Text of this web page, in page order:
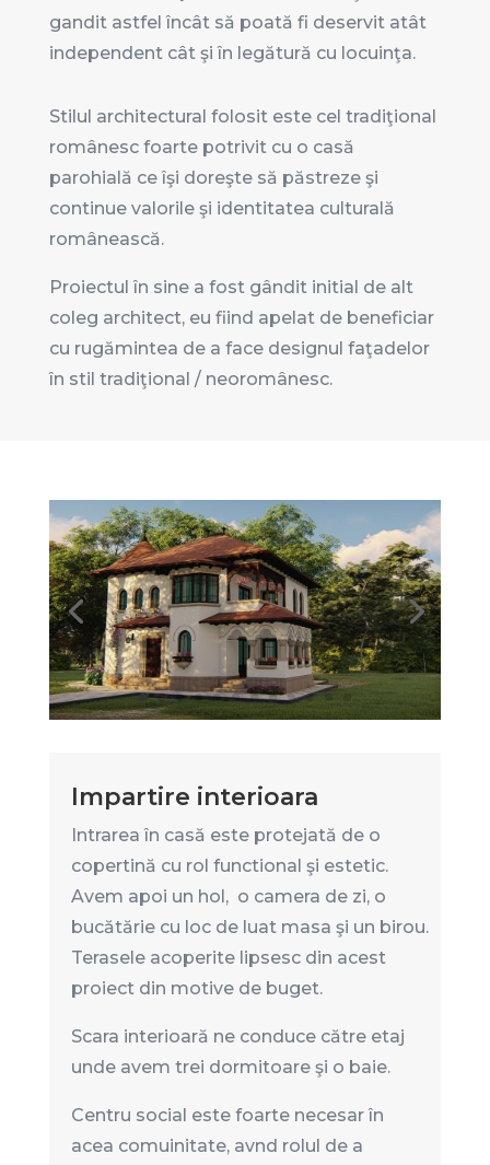
gandit astfel încât să poată fi deservit atât
independent cât şi în legătură cu locuinţa.
Stilul architectural folosit este cel tradiţional
românesc foarte potrivit cu o casă
parohială ce îşi doreşte să păstreze şi
continue valorile şi identitatea culturală
românească.
Proiectul în sine a fost gândit initial de alt
coleg architect, eu fiind apelat de beneficiar
cu rugămintea de a face designul faţadelor
în stil tradiţional / neoromânesc.
Impartire interioara
Intrarea în casă este protejată de o
copertină cu rol functional şi estetic.
Avem apoi un hol, o camera de zi, o
bucătărie cu loc de luat masa şi un birou.
Terasele acoperite lipsesc din acest
proiect din motive de buget.
Scara interioară ne conduce către etaj
unde avem trei dormitoare şi o baie.
Centru social este foarte necesar în
acea comuinitate, avnd rolul de a